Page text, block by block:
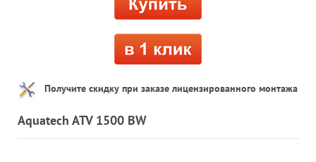
Получите скидку при заказе лицензированного монтажа
Aquatech ATV 1500 BW